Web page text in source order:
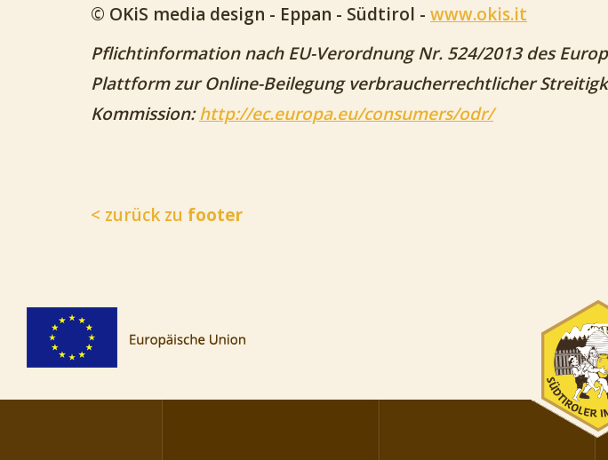
© OKiS media design - Eppan - Südtirol - www.okis.it
Pflichtinformation nach EU-Verordnung Nr. 524/2013 des
Plattform zur Online-Beilegung verbraucherrechtlicher
Kommission:http://ec.europa.eu/consumers/odr/
< zurück zu footer